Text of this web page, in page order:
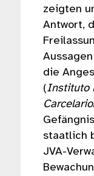
zeigten
Antwort,
die
(Instituto
Carcelario
staatlich
JVA-